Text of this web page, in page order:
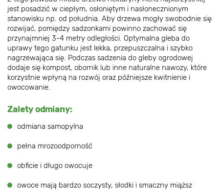
jest posadzić w ciepłym, osłoniętym i nasłonecznionym
stanowisku np. od południa. Aby drzewa mogły swobodnie się
rozwijać, pomiędzy sadzonkami powinno zachować się
przynajmniej 3-4 metry odległości. Optymalna gleba do
uprawy tego gatunku jest lekka, przepuszczalna i szybko
nagrzewająca się. Podczas sadzenia do gleby ogrodowej
dodaje się kompost, obornik lub inne naturalne nawozy, które
korzystnie wpłyną na rozwój oraz późniejsze kwitnienie i
owocowanie.
Zalety odmiany:
odmiana samopylna
pełna mrozoodporność
obficie i długo owocuje
owoce mają bardzo soczysty, słodki i smaczny miąższ